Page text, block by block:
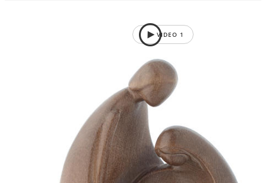
VIDEO 1